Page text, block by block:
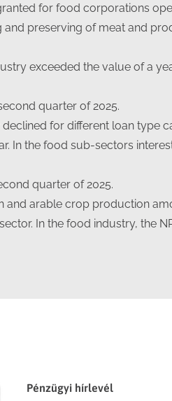
for food corporations
preserving of meat and
exceeded the value of a
quarter of 2025.
for different loan type
In the food sub-sectors
quarter of 2025.
arable crop production
In the food industry, the
Pénzügyi hírlevél